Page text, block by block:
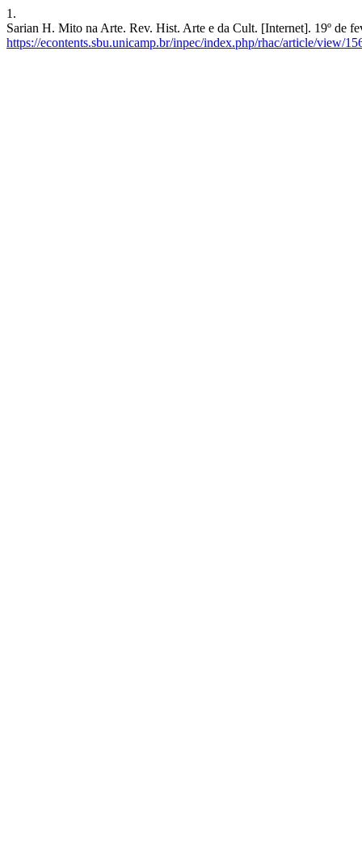
1.
Sarian H. Mito na Arte. Rev. Hist. Arte e da Cult. [Internet]. 19º de
https://econtents.sbu.unicamp.br/inpec/index.php/rhac/article/view/